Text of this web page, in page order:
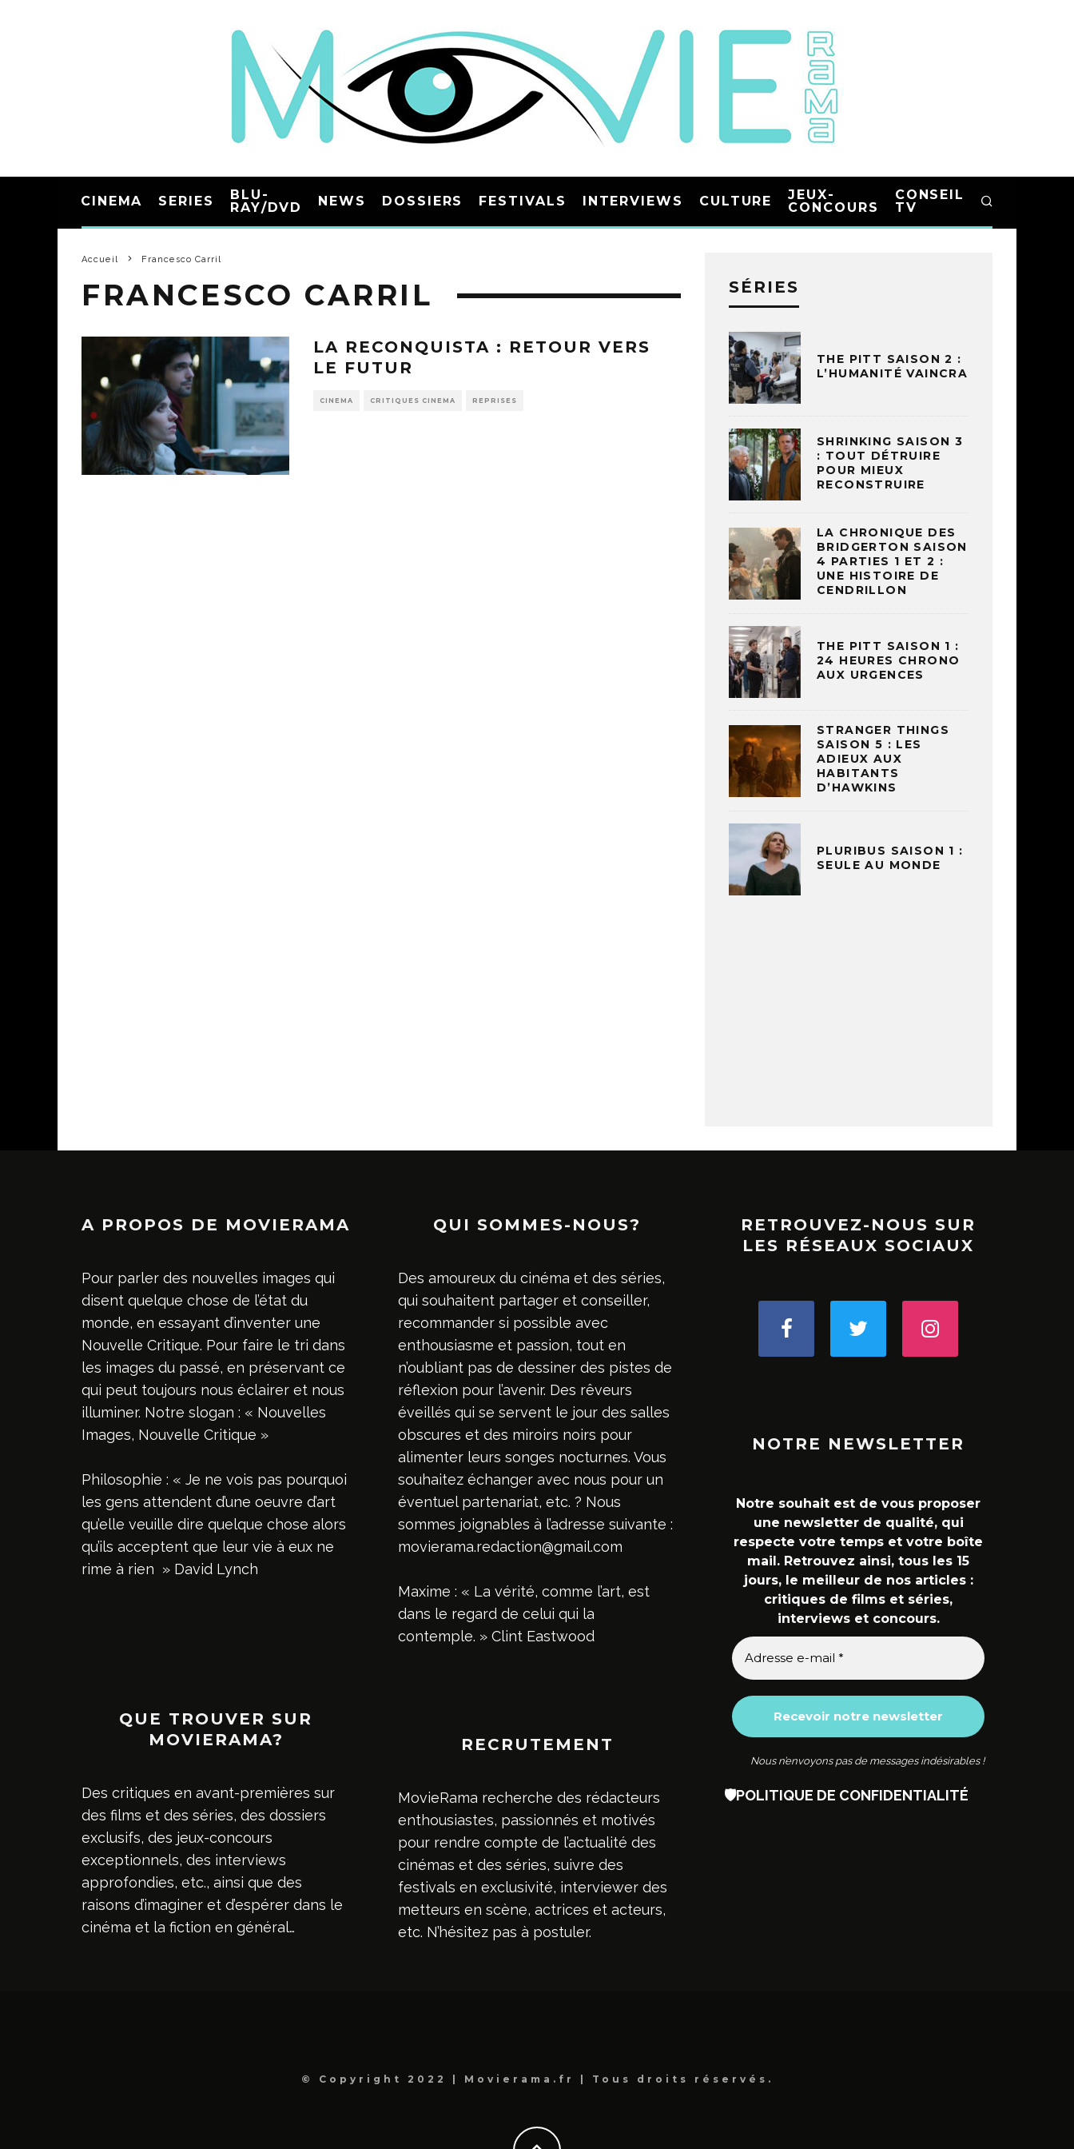
CINEMA SERIES
BLU-
RAY/DVD
NEWS DOSSIERS FESTIVALS INTERVIEWS CULTURE
JEUX-
CONCOURS
CONSEIL
TV
Accueil Francesco Carril
FRANCESCO CARRIL
LA RECONQUISTA : RETOUR VERS
LE FUTUR
CINEMA CRITIQUES CINEMA REPRISES
SÉRIES
THE PITT SAISON 2 :
L’HUMANITÉ VAINCRA
SHRINKING SAISON 3
: TOUT DÉTRUIRE
POUR MIEUX
RECONSTRUIRE
LA CHRONIQUE DES
BRIDGERTON SAISON
4 PARTIES 1 ET 2 :
UNE HISTOIRE DE
CENDRILLON
THE PITT SAISON 1 :
24 HEURES CHRONO
AUX URGENCES
STRANGER THINGS
SAISON 5 : LES
ADIEUX AUX
HABITANTS
D’HAWKINS
PLURIBUS SAISON 1 :
SEULE AU MONDE
A PROPOS DE MOVIERAMA
Pour parler des nouvelles images qui
disent quelque chose de l’état du
monde, en essayant d’inventer une
Nouvelle Critique. Pour faire le tri dans
les images du passé, en préservant ce
qui peut toujours nous éclairer et nous
illuminer. Notre slogan : « Nouvelles
Images, Nouvelle Critique »
Philosophie : « Je ne vois pas pourquoi
les gens attendent d’une oeuvre d’art
qu’elle veuille dire quelque chose alors
qu’ils acceptent que leur vie à eux ne
rime à rien » David Lynch
QUE TROUVER SUR
MOVIERAMA?
Des critiques en avant-premières sur
des films et des séries, des dossiers
exclusifs, des jeux-concours
exceptionnels, des interviews
approfondies, etc., ainsi que des
raisons d’imaginer et d’espérer dans le
cinéma et la fiction en général…
QUI SOMMES-NOUS?
Des amoureux du cinéma et des séries,
qui souhaitent partager et conseiller,
recommander si possible avec
enthousiasme et passion, tout en
n’oubliant pas de dessiner des pistes de
réflexion pour l’avenir. Des rêveurs
éveillés qui se servent le jour des salles
obscures et des miroirs noirs pour
alimenter leurs songes nocturnes. Vous
souhaitez échanger avec nous pour un
éventuel partenariat, etc. ? Nous
sommes joignables à l’adresse suivante :
movierama.redaction@gmail.com
Maxime : « La vérité, comme l’art, est
dans le regard de celui qui la
contemple. » Clint Eastwood
RECRUTEMENT
MovieRama recherche des rédacteurs
enthousiastes, passionnés et motivés
pour rendre compte de l’actualité des
cinémas et des séries, suivre des
festivals en exclusivité, interviewer des
metteurs en scène, actrices et acteurs,
etc. N’hésitez pas à postuler.
RETROUVEZ-NOUS SUR
LES RÉSEAUX SOCIAUX
NOTRE NEWSLETTER
Notre souhait est de vous proposer
une newsletter de qualité, qui
respecte votre temps et votre boîte
mail. Retrouvez ainsi, tous les 15
jours, le meilleur de nos articles :
critiques de films et séries,
interviews et concours.
Nous n’envoyons pas de messages indésirables !
🛡️POLITIQUE DE CONFIDENTIALITÉ
© Copyright 2022 | Movierama.fr | Tous droits réservés.